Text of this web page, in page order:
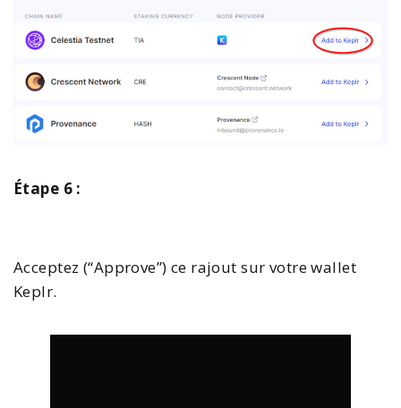
Étape 6 :
Acceptez (“Approve”) ce rajout sur votre wallet
Keplr.